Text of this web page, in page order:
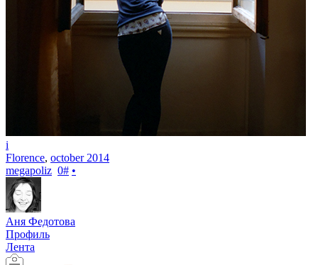
i
Florence, october 2014
megapoliz 0# •
Аня Федотова
Профиль
Лента